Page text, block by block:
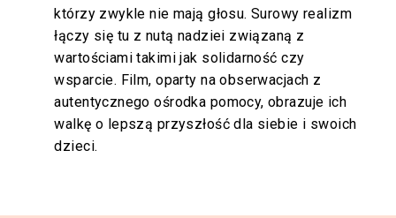
którzy zwykle nie mają głosu. Surowy realizm
łączy się tu z nutą nadziei związaną z
wartościami takimi jak solidarność czy
wsparcie. Film, oparty na obserwacjach z
autentycznego ośrodka pomocy, obrazuje ich
walkę o lepszą przyszłość dla siebie i swoich
dzieci.